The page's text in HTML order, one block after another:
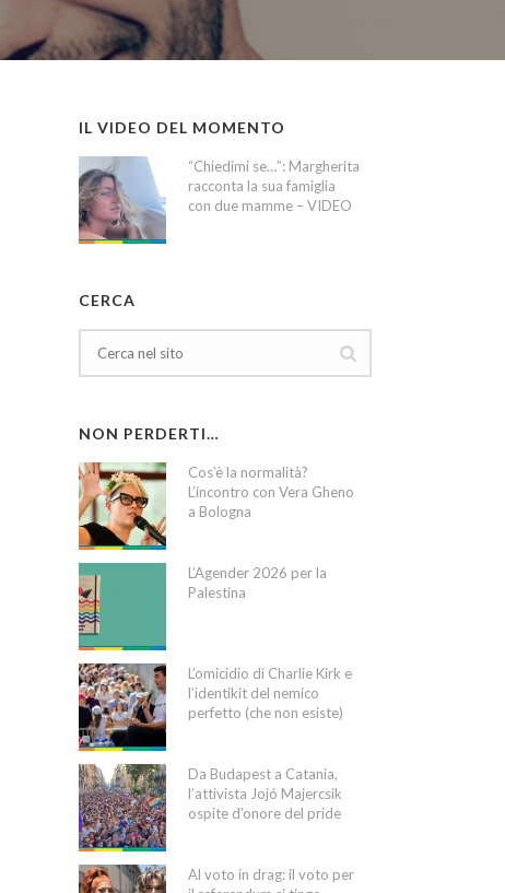
IL VIDEO DEL MOMENTO
“Chiedimi se…”: Margherita
racconta la sua famiglia
con due mamme – VIDEO
CERCA
NON PERDERTI…
Cos’è la normalità?
L’incontro con Vera Gheno
a Bologna
L’Agender 2026 per la
Palestina
L’omicidio di Charlie Kirk e
l’identikit del nemico
perfetto (che non esiste)
Da Budapest a Catania,
l’attivista Jojó Majercsik
ospite d’onore del pride
Al voto in drag: il voto per